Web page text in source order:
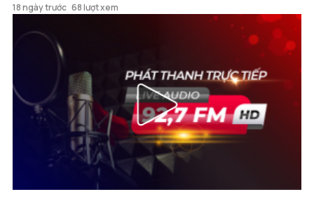
18 ngày trước 68 lượt xem